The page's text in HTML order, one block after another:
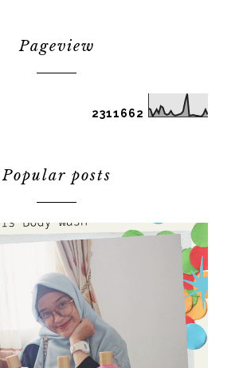
Pageview
2311662
Popular posts